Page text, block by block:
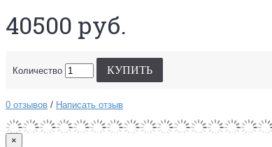
40500 руб.
Количество КУПИТЬ
0 отзывов / Написать отзыв
×